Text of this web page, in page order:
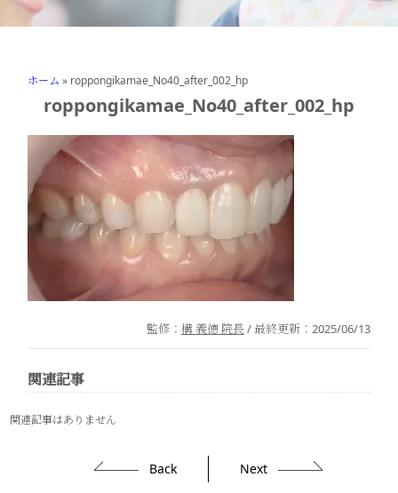
ホーム » roppongikamae_No40_after_002_hp
roppongikamae_No40_after_002_hp
監修： 構 義徳 院長 / 最終更新： 2025/06/13
関連記事
関連記事はありません
Back Next